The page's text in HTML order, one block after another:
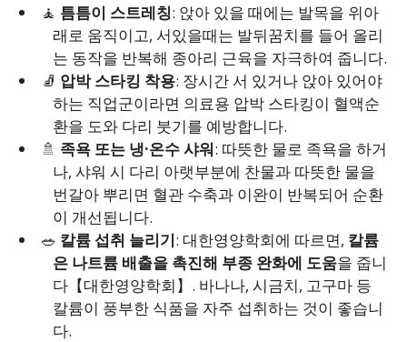
🧘 틈틈이 스트레칭: 앉아 있을 때에는 발목을 위아
래로 움직이고, 서있을때는 발뒤꿈치를 들어 올리
는 동작을 반복해 종아리 근육을 자극하여 줍니다.
🧦 압박 스타킹 착용: 장시간 서 있거나 앉아 있어야
하는 직업군이라면 의료용 압박 스타킹이 혈액순
환을 도와 다리 붓기를 예방합니다.
🚿 족욕 또는 냉·온수 샤워: 따뜻한 물로 족욕을 하거
나, 샤워 시 다리 아랫부분에 찬물과 따뜻한 물을
번갈아 뿌리면 혈관 수축과 이완이 반복되어 순환
이 개선됩니다.
🥗 칼륨 섭취 늘리기: 대한영양학회에 따르면, 칼륨
은 나트륨 배출을 촉진해 부종 완화에 도움을 줍니
다【대한영양학회】. 바나나, 시금치, 고구마 등
칼륨이 풍부한 식품을 자주 섭취하는 것이 좋습니
다.